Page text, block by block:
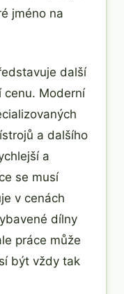
jméno na
další
cenu. Moderní
a dalšího
a
se musí
v cenách
dílny
práce může
být vždy tak